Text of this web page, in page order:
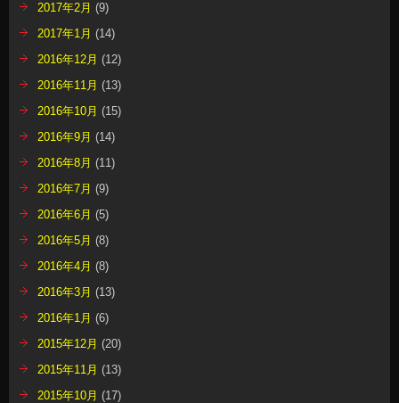
2017年2月 (9)
2017年1月 (14)
2016年12月 (12)
2016年11月 (13)
2016年10月 (15)
2016年9月 (14)
2016年8月 (11)
2016年7月 (9)
2016年6月 (5)
2016年5月 (8)
2016年4月 (8)
2016年3月 (13)
2016年1月 (6)
2015年12月 (20)
2015年11月 (13)
2015年10月 (17)